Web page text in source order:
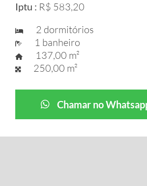
Iptu : R$ 583,20
2 dormitórios
1 banheiro
137,00 m²
250,00 m²
Chamar no